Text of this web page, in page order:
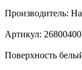
Производитель:
Артикул: 26800400
Поверхность